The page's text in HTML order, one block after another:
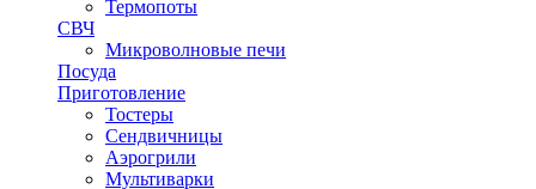
Термопоты
СВЧ
Микроволновые печи
Посуда
Приготовление
Тостеры
Сендвичницы
Аэрогрили
Мультиварки